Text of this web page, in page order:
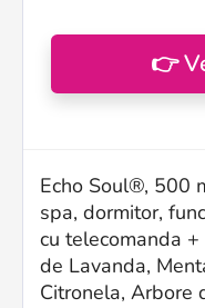
👉
Echo Soul®, 500
spa, dormitor,
cu telecomanda
de Lavanda,
Citronela, Arbore